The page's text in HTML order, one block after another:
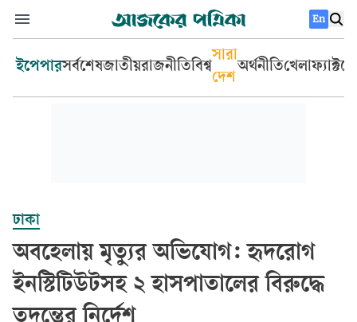
En
ইপেপারসর্বশেষজাতীয়রাজনীতিবিশ্ব
সারা
দেশ
অর্থনীতিখেলা
ঢাকা
অবহেলায় মৃত্যুর অভিযোগ: হৃদরোগ
ইনস্টিটিউটসহ ২ হাসপাতালের বিরুদ্ধে